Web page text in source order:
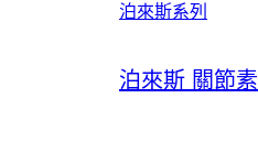
泊來斯系列
泊來斯 關節素